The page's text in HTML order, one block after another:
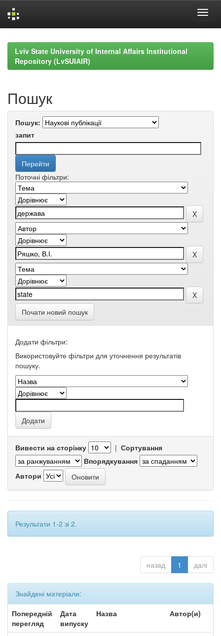
navigationLviv State University of Internal Affairs Institutional
Repository (LvSUIAIR)
Пошук
Пошук:
запит
Поточні фільтри:
Почати новий пошук
Додати фільтри:
Використовуйте фільтри для уточнення результатів
пошуку.
Вивести на сторінку | Сортування
Впорядкування
Автори
Результати 1-2 зі 2.
назад 1 далі
Знайдені матеріали:
Попередній
перегляд
Дата
випуску
Назва Автор(и)